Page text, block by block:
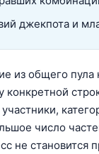
джекпота и
из общего пула
конкретной
число
не становится